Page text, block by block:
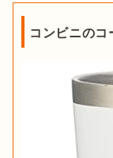
コンビニの